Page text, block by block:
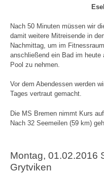
Nach 50 Minuten müssen wir
damit weitere Mitreisende in
Nachmittag, um im
anschließend ein Bad im heute
Pool zu nehmen.
Vor dem Abendessen werden
Tages vertraut gemacht.
Die MS Bremen nimmt Kurs
Nach 32 Seemeilen (59 km)
Montag, 01.02.2016
Grytviken